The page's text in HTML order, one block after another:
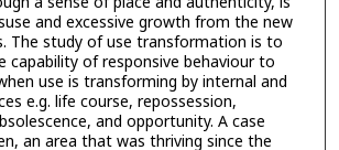
and excessive growth from the new
The study of use transformation is to
capability of responsive behaviour to
use is transforming by internal and
e.g. life course, repossession,
and opportunity. A case
an area that was thriving since the